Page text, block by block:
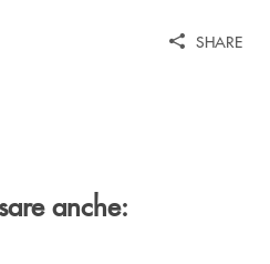
SHARE
anche: